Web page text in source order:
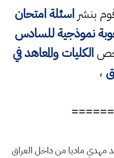
بنشراسئلة امتحان
نموذجية للسادس
الكليات والمعاهد في
،
مهدي ماديا من داخل العراق